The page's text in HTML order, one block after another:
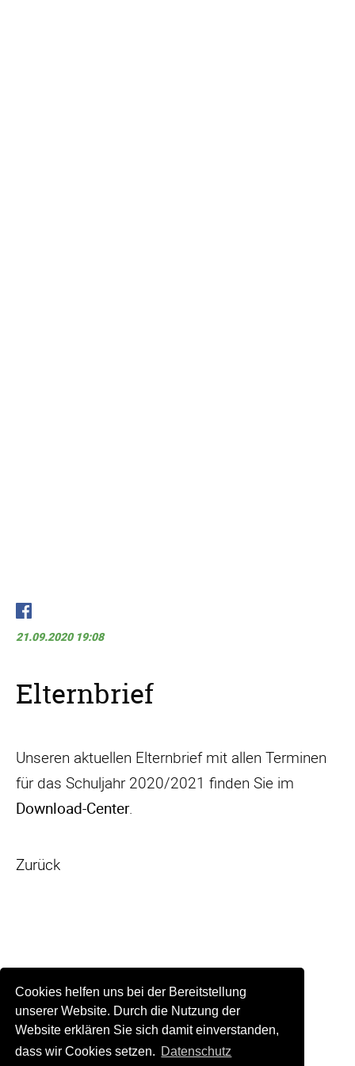
Cookies helfen uns bei der Bereitstellung
unserer Website. Durch die Nutzung der
Website erklären Sie sich damit einverstanden,
dass wir Cookies setzen. Datenschutz
21.09.2020 19:08
Elternbrief
Unseren aktuellen Elternbrief mit allen Terminen
für das Schuljahr 2020/2021 finden Sie im
Download-Center.
Zurück